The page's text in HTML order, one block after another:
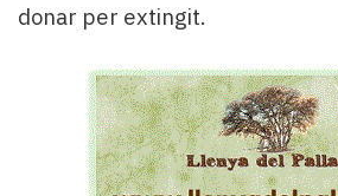
donar per extingit.